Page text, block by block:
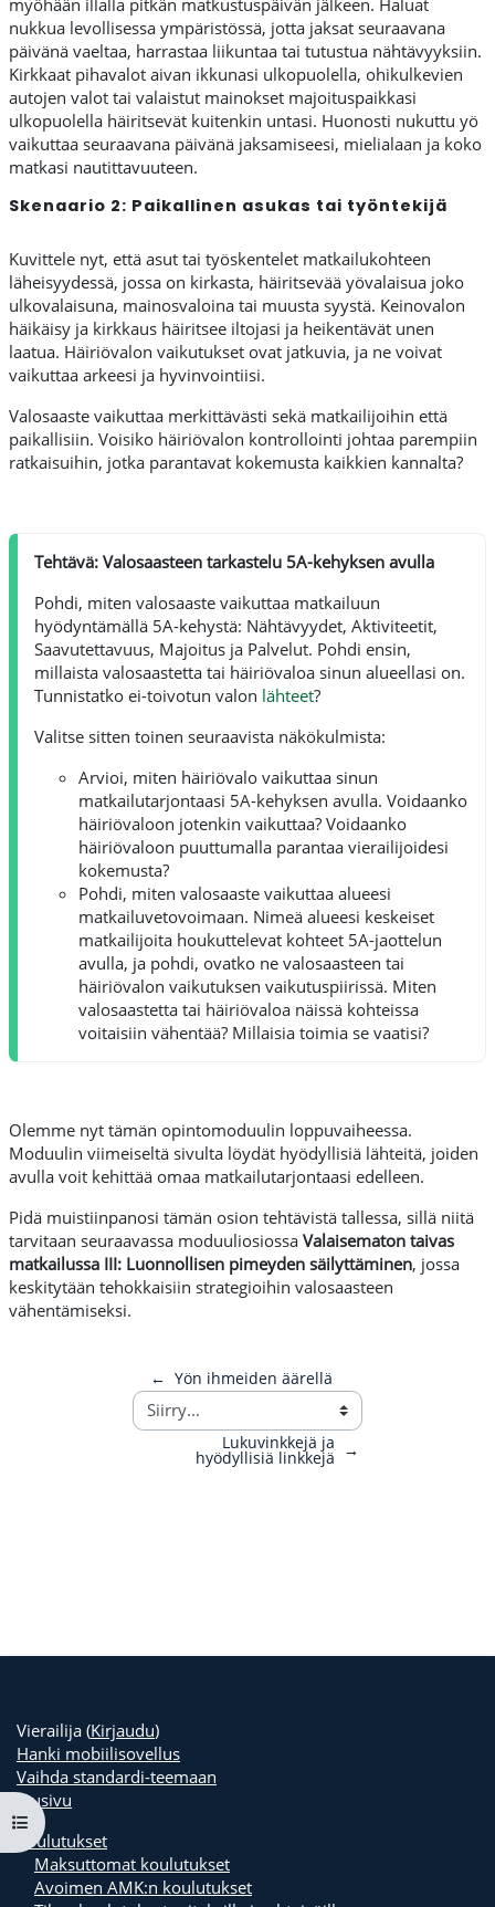
Avaa kurssisisältö
myöhään illalla pitkän matkustuspäivän jälkeen. Haluat
nukkua levollisessa ympäristössä, jotta jaksat seuraavana
päivänä vaeltaa, harrastaa liikuntaa tai tutustua nähtävyyksiin.
Kirkkaat pihavalot aivan ikkunasi ulkopuolella, ohikulkevien
autojen valot tai valaistut mainokset majoituspaikkasi
ulkopuolella häiritsevät kuitenkin untasi. Huonosti nukuttu yö
vaikuttaa seuraavana päivänä jaksamiseesi, mielialaan ja koko
matkasi nautittavuuteen.
Skenaario 2: Paikallinen asukas tai työntekijä
Kuvittele nyt, että asut tai työskentelet matkailukohteen
läheisyydessä, jossa on kirkasta, häiritsevää yövalaisua joko
ulkovalaisuna, mainosvaloina tai muusta syystä. Keinovalon
häikäisy ja kirkkaus häiritsee iltojasi ja heikentävät unen
laatua. Häiriövalon vaikutukset ovat jatkuvia, ja ne voivat
vaikuttaa arkeesi ja hyvinvointiisi.
Valosaaste vaikuttaa merkittävästi sekä matkailijoihin että
paikallisiin. Voisiko häiriövalon kontrollointi johtaa parempiin
ratkaisuihin, jotka parantavat kokemusta kaikkien kannalta?
Tehtävä: Valosaasteen tarkastelu 5A-kehyksen avulla
Pohdi, miten valosaaste vaikuttaa matkailuun
hyödyntämällä 5A-kehystä: Nähtävyydet, Aktiviteetit,
Saavutettavuus, Majoitus ja Palvelut. Pohdi ensin,
millaista valosaastetta tai häiriövaloa sinun alueellasi on.
Tunnistatko ei-toivotun valon lähteet?
Valitse sitten toinen seuraavista näkökulmista:
Arvioi, miten häiriövalo vaikuttaa sinun
matkailutarjontaasi 5A-kehyksen avulla. Voidaanko
häiriövaloon jotenkin vaikuttaa? Voidaanko
häiriövaloon puuttumalla parantaa vierailijoidesi
kokemusta?
Pohdi, miten valosaaste vaikuttaa alueesi
matkailuvetovoimaan. Nimeä alueesi keskeiset
matkailijoita houkuttelevat kohteet 5A-jaottelun
avulla, ja pohdi, ovatko ne valosaasteen tai
häiriövalon vaikutuksen vaikutuspiirissä. Miten
valosaastetta tai häiriövaloa näissä kohteissa
voitaisiin vähentää? Millaisia toimia se vaatisi?
Olemme nyt tämän opintomoduulin loppuvaiheessa.
Moduulin viimeiseltä sivulta löydät hyödyllisiä lähteitä, joiden
avulla voit kehittää omaa matkailutarjontaasi edelleen.
Pidä muistiinpanosi tämän osion tehtävistä tallessa, sillä niitä
tarvitaan seuraavassa moduuliosiossa Valaisematon taivas
matkailussa III: Luonnollisen pimeyden säilyttäminen, jossa
keskitytään tehokkaisiin strategioihin valosaasteen
vähentämiseksi.
← Yön ihmeiden äärellä
→
Lukuvinkkejä ja
hyödyllisiä linkkejä
Vierailija (Kirjaudu)
Hanki mobiilisovellus
Vaihda standardi-teemaan
Etusivu
Koulutukset
Maksuttomat koulutukset
Avoimen AMK:n koulutukset